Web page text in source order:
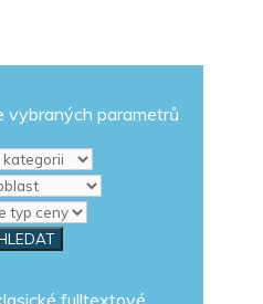
vybraných parametrů